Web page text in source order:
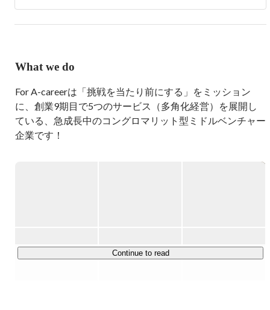
2023年5月入社
What we do
For A-careerは「挑戦を当たり前にする」をミッション
に、創業9期目で5つのサービス（多角化経営）を展開し
ている、急成長中のコングロマリット型ミドルベンチャー
企業です！
■リクロジ事業部
Continue to read